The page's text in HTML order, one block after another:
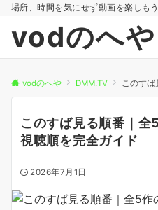
場所、時間を気にせず動画を楽しもう
vodのへや
vodのへや DMM.TV このすば見
このすば見る順番｜
視聴順を完全ガイド
2026年7月1日